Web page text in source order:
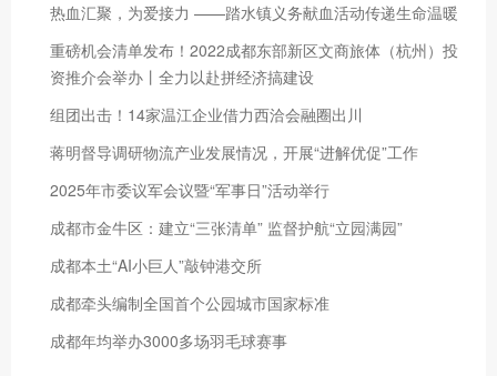
热血汇聚，为爱接力 ——踏水镇义务献血活动传递生命温暖
重磅机会清单发布！2022成都东部新区文商旅体（杭州）投
资推介会举办丨全力以赴拼经济搞建设
组团出击！14家温江企业借力西洽会融圈出川
蒋明督导调研物流产业发展情况，开展“进解优促”工作
2025年市委议军会议暨“军事日”活动举行
成都市金牛区：建立“三张清单” 监督护航“立园满园”
成都本土“AI小巨人”敲钟港交所
成都牵头编制全国首个公园城市国家标准
成都年均举办3000多场羽毛球赛事